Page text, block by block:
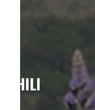
CHILI